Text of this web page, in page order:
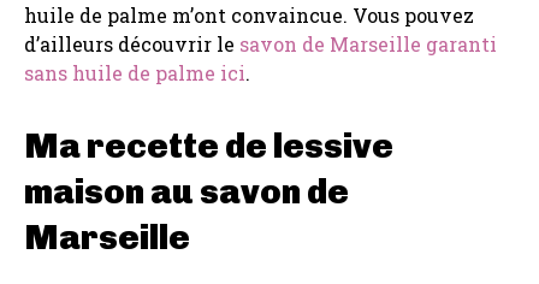
huile de palme m’ont convaincue. Vous pouvez
d’ailleurs découvrir le savon de Marseille garanti
sans huile de palme ici.
Ma recette de lessive
maison au savon de
Marseille